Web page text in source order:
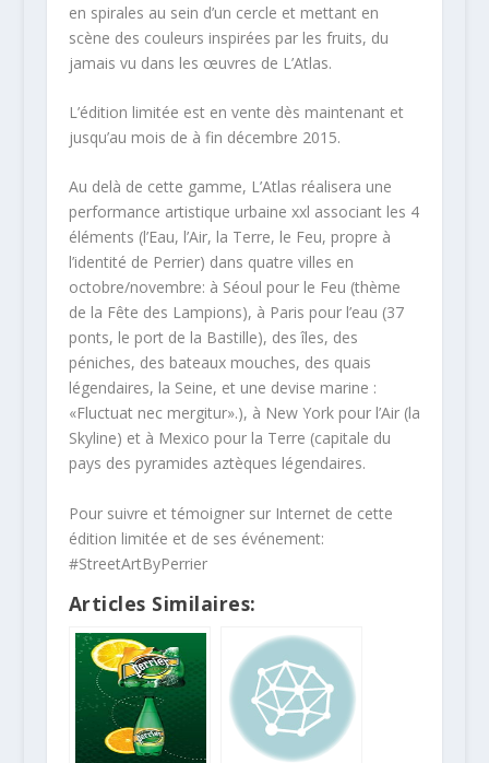
en spirales au sein d’un cercle et mettant en
scène des couleurs inspirées par les fruits, du
jamais vu dans les œuvres de L’Atlas.
L’édition limitée est en vente dès maintenant et
jusqu’au mois de à fin décembre 2015.
Au delà de cette gamme, L’Atlas réalisera une
performance artistique urbaine xxl associant les 4
éléments (l’Eau, l’Air, la Terre, le Feu, propre à
l’identité de Perrier) dans quatre villes en
octobre/novembre: à Séoul pour le Feu (thème
de la Fête des Lampions), à Paris pour l’eau (37
ponts, le port de la Bastille), des îles, des
péniches, des bateaux mouches, des quais
légendaires, la Seine, et une devise marine :
«Fluctuat nec mergitur».), à New York pour l’Air (la
Skyline) et à Mexico pour la Terre (capitale du
pays des pyramides aztèques légendaires.
Pour suivre et témoigner sur Internet de cette
édition limitée et de ses événement:
#StreetArtByPerrier
Articles Similaires: